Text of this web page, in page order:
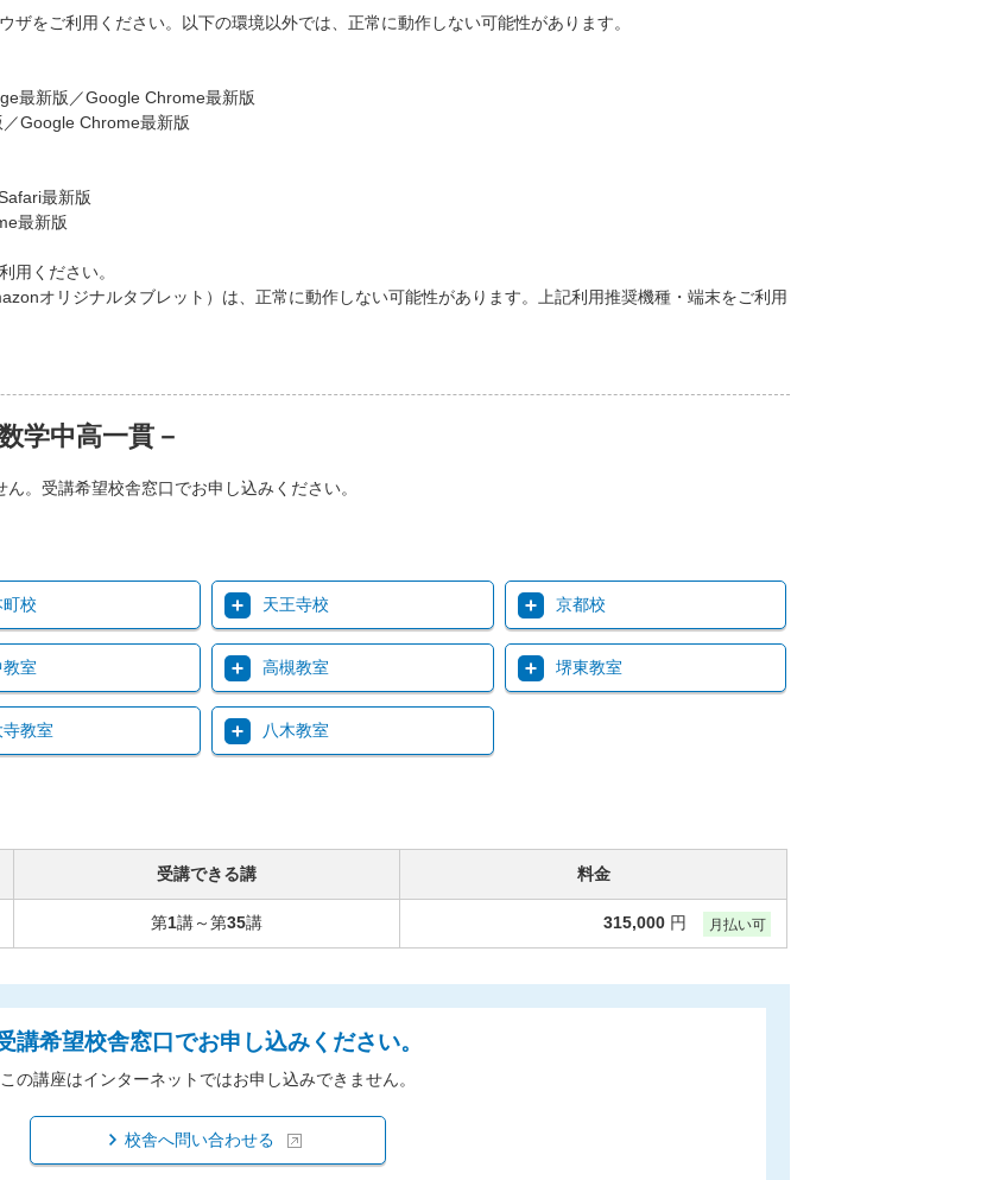
をご利用ください。以下の環境以外では、正常に動作しない可能性があります。
最新版／Google Chrome最新版
Google Chrome最新版
最新版
最新版
用ください。
オリジナルタブレット）は、正常に動作しない可能性があります。上記利用推奨機種・端末をご利用
学中高一貫－
。受講希望校舎窓口でお申し込みください。
校 天王寺校 京都校
教室 高槻教室 堺東教室
教室 八木教室
受講できる講
第1講～第35講
料金
315,000 円 月払い可
講希望校舎窓口でお申し込みください。
この講座はインターネットではお申し込みできません。
校舎へ問い合わせる